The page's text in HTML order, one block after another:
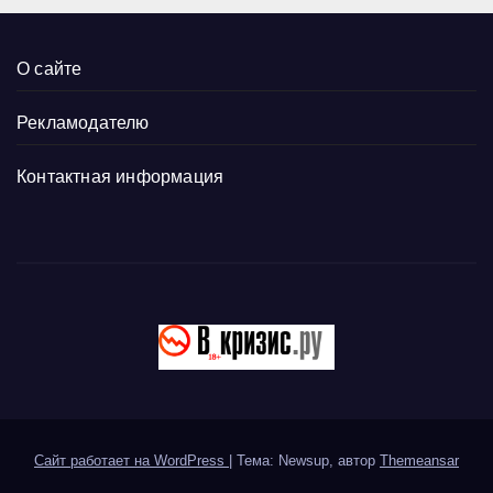
О сайте
Рекламодателю
Контактная информация
Сайт работает на WordPress Тема: Newsup, автор Themeansar